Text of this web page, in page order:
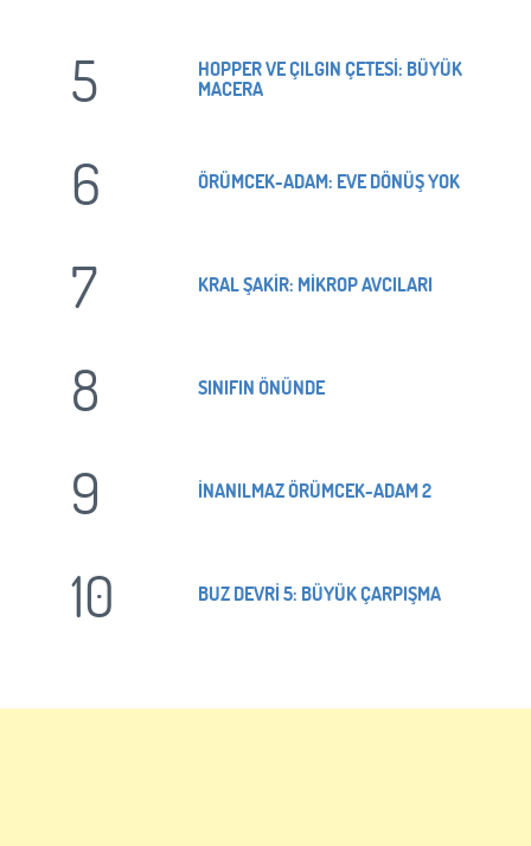
5
HOPPER VE ÇILGIN ÇETESİ: BÜYÜK
MACERA
6 ÖRÜMCEK-ADAM: EVE DÖNÜŞ YOK
7 KRAL ŞAKİR: MİKROP AVCILARI
8 SINIFIN ÖNÜNDE
9 İNANILMAZ ÖRÜMCEK-ADAM 2
10 BUZ DEVRİ 5: BÜYÜK ÇARPIŞMA